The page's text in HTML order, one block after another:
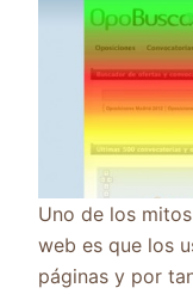
Uno de los
web es que los
páginas y por